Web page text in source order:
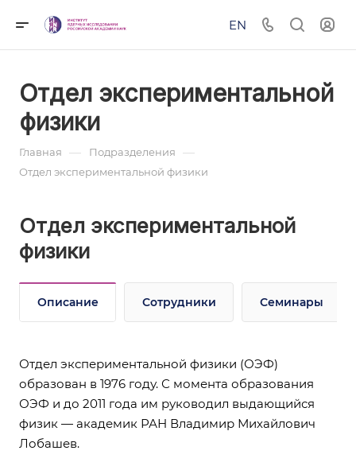
EN
Отдел экспериментальной
физики
Главная — Подразделения —
Отдел экспериментальной физики
Отдел экспериментальной
физики
Описание Сотрудники Семинары
Отдел экспериментальной физики (ОЭФ)
образован в 1976 году. С момента образования
ОЭФ и до 2011 года им руководил выдающийся
физик — aкадемик РАН Владимир Михайлович
Лобашев.